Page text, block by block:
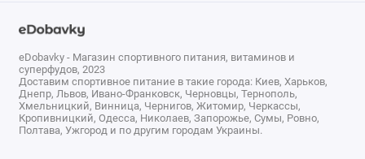
eDobavky - Магазин спортивного питания, витаминов и
суперфудов, 2023
Доставим спортивное питание в такие города: Киев, Харьков,
Днепр, Львов, Ивано-Франковск, Черновцы, Тернополь,
Хмельницкий, Винница, Чернигов, Житомир, Черкассы,
Кропивницкий, Одесса, Николаев, Запорожье, Сумы, Ровно,
Полтава, Ужгород и по другим городам Украины.